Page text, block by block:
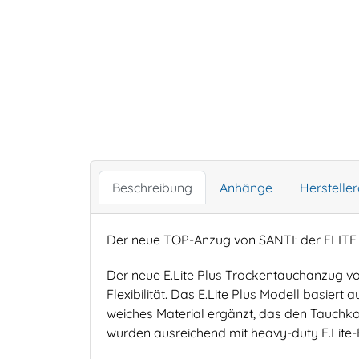
Beschreibung Anhänge
Der neue TOP-Anzug von SANTI: der
Der neue E.Lite Plus Trockentauchanzug
Flexibilität. Das E.Lite Plus Modell basiert
weiches Material ergänzt, das den
wurden ausreichend mit heavy-duty